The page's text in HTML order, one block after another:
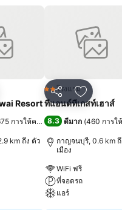
นรายการโปรด
Resort
การให้คะแนน)
km ถึง ตัว
แชร์ เพิ่มในรา
2 ดาวโรงแรม
ทีแอนด์ทีเกสท์เฮาส์
8.3 ดีมาก (460 การใ
กาญจนบุรี, 0.6 km
เมือง
WiFi ฟรี
ที่จอดรถ
แอร์